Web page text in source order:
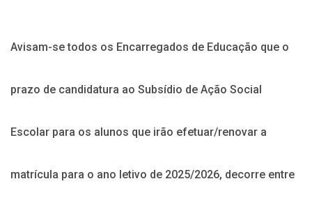
Avisam-se todos os Encarregados de Educação que o
prazo de candidatura ao Subsídio de Ação Social
Escolar para os alunos que irão efetuar/renovar a
matrícula para o ano letivo de 2025/2026, decorre entre